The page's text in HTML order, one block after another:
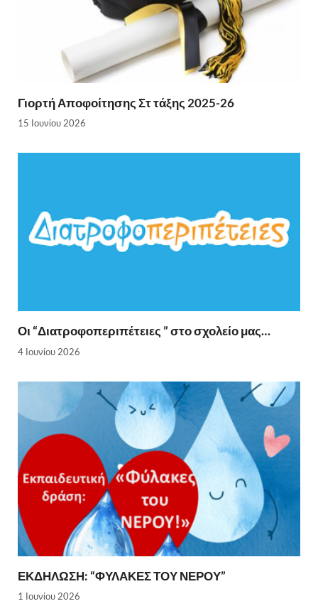
Γιορτή Αποφοίτησης Στ τάξης 2025-26
15 Ιουνίου 2026
Οι “Διατροφοπεριπέτειες ” στο σχολείο μας…
4 Ιουνίου 2026
ΕΚΔΗΛΩΣΗ: “ΦΥΛΑΚΕΣ ΤΟΥ ΝΕΡΟΥ”
1 Ιουνίου 2026